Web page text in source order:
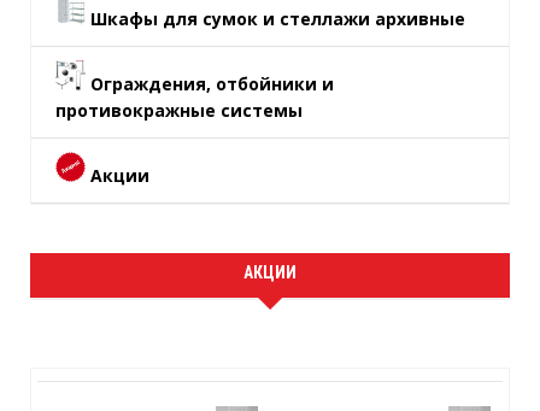
Шкафы для сумок и стеллажи архивные
Ограждения, отбойники и
противокражные системы
Акции
АКЦИИ